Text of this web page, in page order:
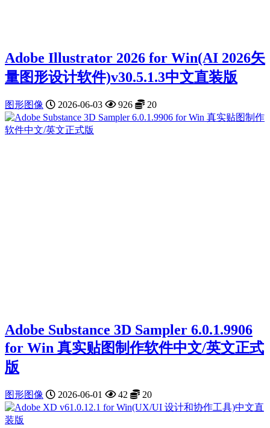
Adobe Illustrator 2026 for Win(AI 2026矢
量图形设计软件)v30.5.1.3中文直装版
图形图像 2026-06-03 926 20
Adobe Substance 3D Sampler 6.0.1.9906
for Win 真实贴图制作软件中文/英文正式
版
图形图像 2026-06-01 42 20